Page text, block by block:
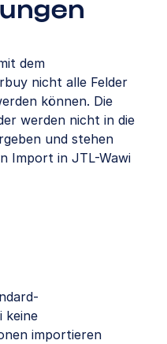
dem
nicht alle Felder
können. Die
werden nicht in die
und stehen
Import in JTL-Wawi
keine
importieren